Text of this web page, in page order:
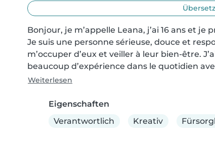
Bonjour, je m’appelle Leana, j’ai 16 ans et
Je suis une personne sérieuse, douce et
m’occuper d’eux et veiller à leur bien-être.
beaucoup d’expérience dans le quotidien
Weiterlesen
Eigenschaften
Verantwortlich
Kreativ